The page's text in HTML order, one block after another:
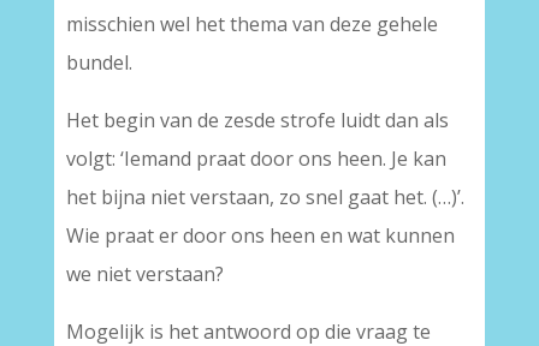
misschien wel het thema van deze gehele
bundel.
Het begin van de zesde strofe luidt dan als
volgt: ‘Iemand praat door ons heen. Je kan
het bijna niet verstaan, zo snel gaat het. (…)’.
Wie praat er door ons heen en wat kunnen
we niet verstaan?
Mogelijk is het antwoord op die vraag te